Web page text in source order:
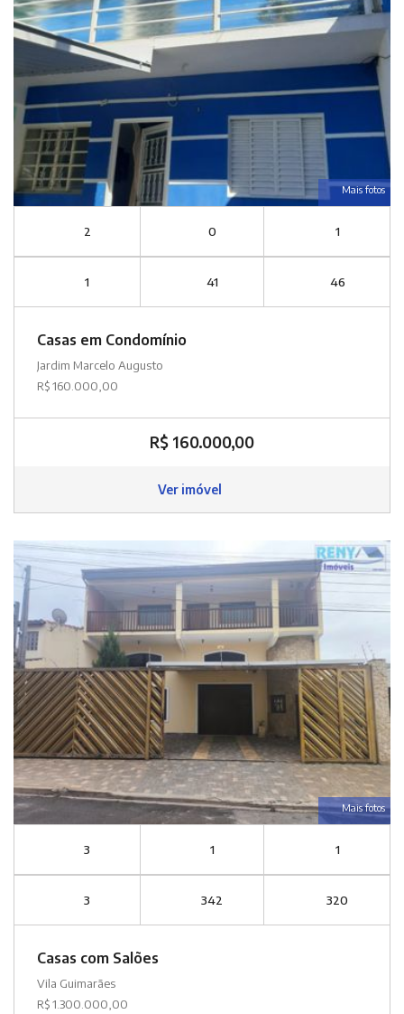
Mais fotos
2 0 1
1 41 46
Casas em Condomínio
Jardim Marcelo Augusto
R$ 160.000,00
R$ 160.000,00
Ver imóvel
Mais fotos
3 1 1
3 342 320
Casas com Salões
Vila Guimarães
R$ 1.300.000,00